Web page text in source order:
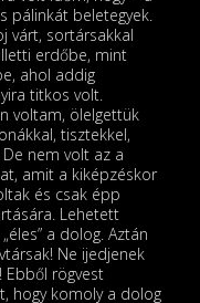
pálinkát beletegyek.
várt, sortársakkal
erdőbe, mint
ahol addig
titkos volt.
voltam, ölelgettük
tisztekkel,
nem volt az a
amit a kiképzéskor
és csak épp
Lehetett
a dolog. Aztán
Ne ijedjenek
Ebből rögvest
hogy komoly a dolog